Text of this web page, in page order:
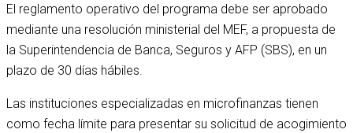
El reglamento operativo del programa debe ser aprobado
mediante una resolución ministerial del MEF, a propuesta de
la Superintendencia de Banca, Seguros y AFP (SBS), en un
plazo de 30 días hábiles.
Las instituciones especializadas en microfinanzas tienen
como fecha límite para presentar su solicitud de acogimiento